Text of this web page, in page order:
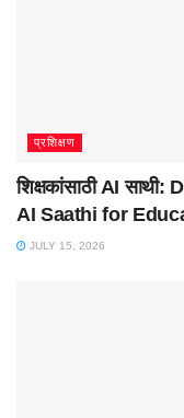
प्रशिक्षण
शिक्षकांसाठी AI
AI Saathi for
JULY 15, 2026